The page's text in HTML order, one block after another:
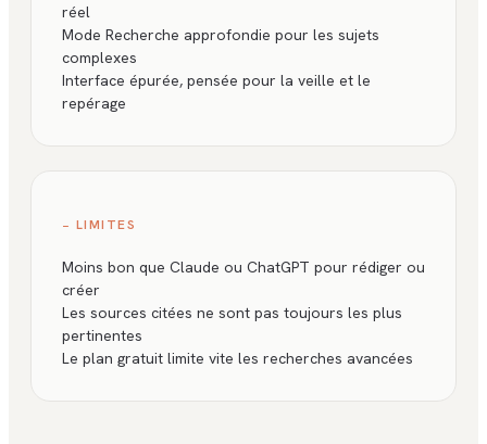
réel
Mode Recherche approfondie pour les sujets
complexes
Interface épurée, pensée pour la veille et le
repérage
− LIMITES
Moins bon que Claude ou ChatGPT pour rédiger ou
créer
Les sources citées ne sont pas toujours les plus
pertinentes
Le plan gratuit limite vite les recherches avancées